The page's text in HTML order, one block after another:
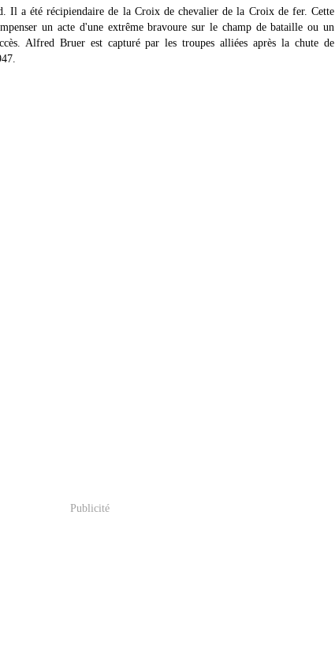
Il a été récipiendaire de la Croix de chevalier de la Croix de fer. Cette
un acte d'une extrême bravoure sur le champ de bataille ou un
Alfred Bruer est capturé par les troupes alliées après la chute de
Publicité